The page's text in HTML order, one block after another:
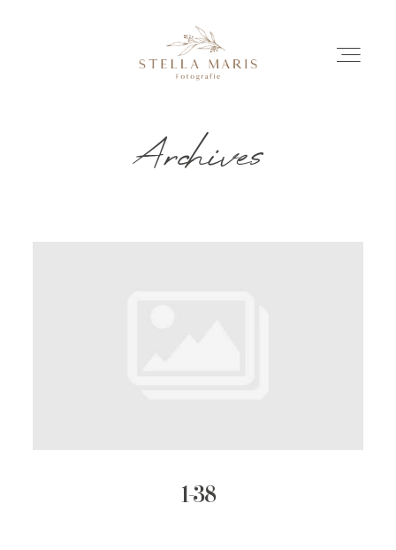
EINBLICKE
Archives
1-38